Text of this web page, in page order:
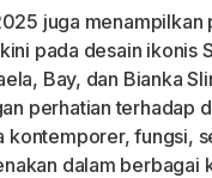
juga menampilkan
pada desain ikonis
Bay, dan Bianka
perhatian terhadap
kontemporer, fungsi,
dalam berbagai